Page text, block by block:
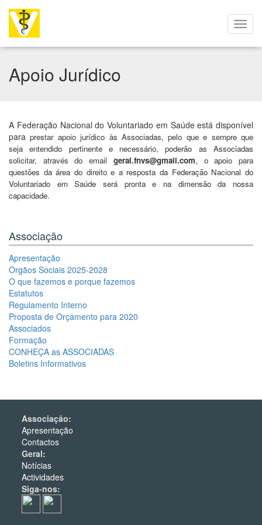
Apoio Jurídico
A Federação Nacional do Voluntariado em Saúde está disponível
paraprestar apoio jurídico às Associadas, pelo que e sempre que
sejaentendido pertinente e necessário, poderão as Associadas
solicitar, através do email geral.fnvs@gmail.com, o apoio para
questões daárea do direito e a resposta da Federação Nacional do
Voluntariado em Saúde será pronta e na dimensão da nossa
capacidade.
Associação
Apresentação
Orgãos Sociais 2025-2028
O que fazemos e porque fazemos
Estatutos
Regulamento Interno
Proposta de Orçamento para 2020
Associados
Formação
CONHEÇA as ASSOCIADAS
Boletins Informativos
Associação:
Apresentação
Contactos
Geral:
Notícias
Actividades
Siga-nos: